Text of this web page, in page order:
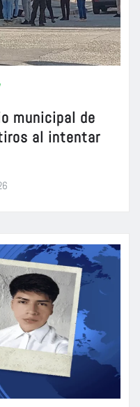
municipal de
al intentar